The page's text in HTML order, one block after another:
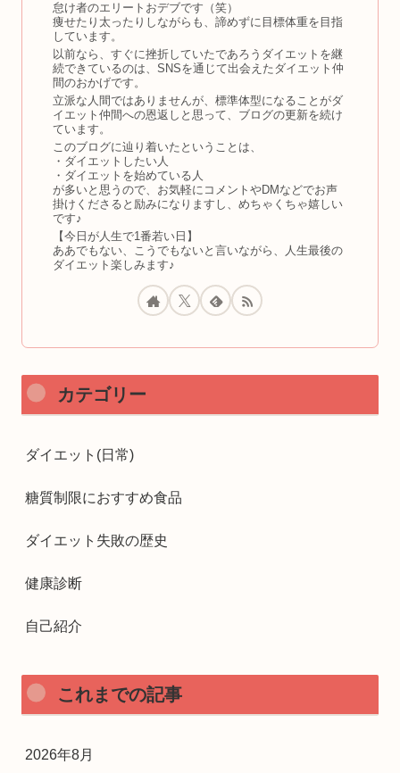
怠け者のエリートおデブです（笑）
痩せたり太ったりしながらも、諦めずに目標体重を目指
しています。
以前なら、すぐに挫折していたであろうダイエットを継
続できているのは、SNSを通じて出会えたダイエット仲
間のおかげです。
立派な人間ではありませんが、標準体型になることがダ
イエット仲間への恩返しと思って、ブログの更新を続け
ています。
このブログに辿り着いたということは、
・ダイエットしたい人
・ダイエットを始めている人
が多いと思うので、お気軽にコメントやDMなどでお声
掛けくださると励みになりますし、めちゃくちゃ嬉しい
です♪
【今日が人生で1番若い日】
ああでもない、こうでもないと言いながら、人生最後の
ダイエット楽しみます♪
カテゴリー
ダイエット(日常)
糖質制限におすすめ食品
ダイエット失敗の歴史
健康診断
自己紹介
これまでの記事
2026年8月